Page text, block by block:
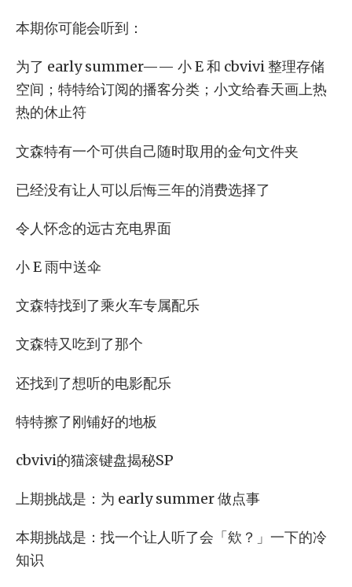
本期你可能会听到：
为了 early summer—— 小 E 和 cbvivi 整理存储
空间；特特给订阅的播客分类；小文给春天画上热
热的休止符
文森特有一个可供自己随时取用的金句文件夹
已经没有让人可以后悔三年的消费选择了
令人怀念的远古充电界面
小 E 雨中送伞
文森特找到了乘火车专属配乐
文森特又吃到了那个
还找到了想听的电影配乐
特特擦了刚铺好的地板
cbvivi的猫滚键盘揭秘SP
上期挑战是：为 early summer 做点事
本期挑战是：找一个让人听了会「欸？」一下的冷
知识